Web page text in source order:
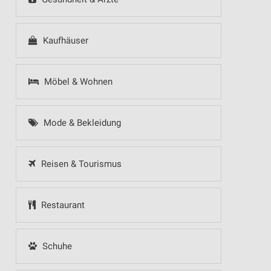
Kaufhäuser
Möbel & Wohnen
Mode & Bekleidung
Reisen & Tourismus
Restaurant
Schuhe